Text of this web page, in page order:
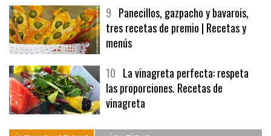
9Panecillos, gazpacho y bavarois,
tres recetas de premio | Recetas y
menús
10La vinagreta perfecta: respeta
las proporciones. Recetas de
vinagreta